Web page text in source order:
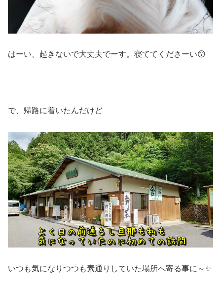
はーい、起きないで大丈夫でーす。寝ててくださーい😙
で、帰路に着いたんだけど
いつも気になりつつも素通りしていた場所へ寄る事に～✨